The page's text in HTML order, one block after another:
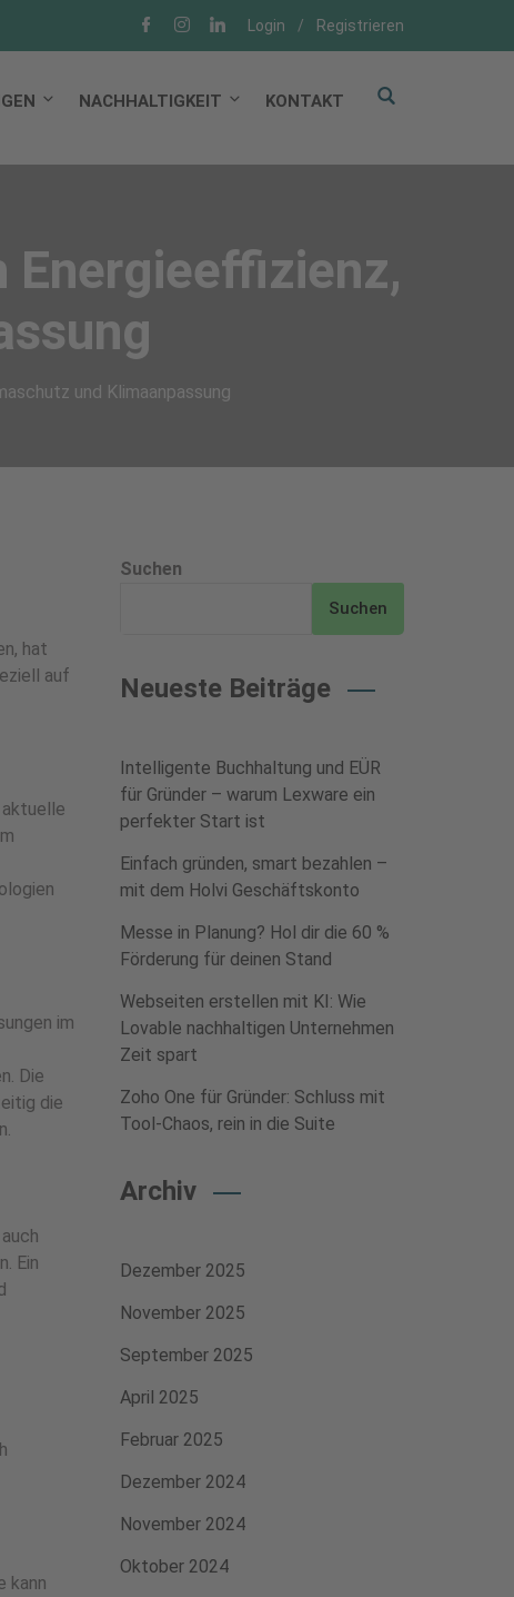
Login / Registrieren
NACHHALTIGKEIT KONTAKT
Energieeffizienz,
und Klimaanpassung
hat
auf
aktuelle
im
Die
die
Ein
kann
Suchen
Suchen
Neueste Beiträge
Intelligente Buchhaltung und EÜR
für Gründer – warum Lexware ein
perfekter Start ist
Einfach gründen, smart bezahlen –
mit dem Holvi Geschäftskonto
Messe in Planung? Hol dir die 60 %
Förderung für deinen Stand
Webseiten erstellen mit KI: Wie
Lovable nachhaltigen Unternehmen
Zeit spart
Zoho One für Gründer: Schluss mit
Tool-Chaos, rein in die Suite
Archiv
Dezember 2025
November 2025
September 2025
April 2025
Februar 2025
Dezember 2024
November 2024
Oktober 2024